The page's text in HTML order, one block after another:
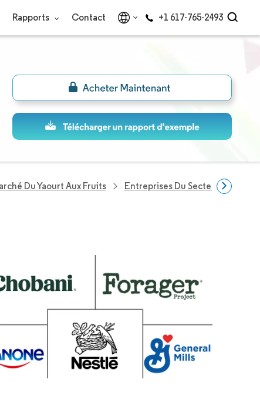
Rapports Contact +1 617-765-2493
Du Yaourt Aux Fruits Entreprises Du Secteur Yaourt